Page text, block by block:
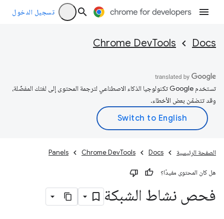
تسجيل الدخول
Docs
Chrome DevTools
تستخدم Google تكنولوجيا الذكاء الاصطناعي لترجمة المحتوى إلى لغتك المفضّلة،
وقد تتضمّن بعض الأخطاء.
الصفحة الرئيسية Docs
Chrome DevTools
Panels
هل كان المحتوى مفيدًا؟
فحص نشاط الشبكة